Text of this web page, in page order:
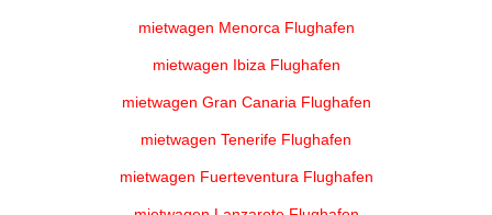
mietwagen Menorca Flughafen
mietwagen Ibiza Flughafen
mietwagen Gran Canaria Flughafen
mietwagen Tenerife Flughafen
mietwagen Fuerteventura Flughafen